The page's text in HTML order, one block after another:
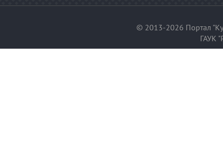
© 2013-2026 Портал
ГАУК